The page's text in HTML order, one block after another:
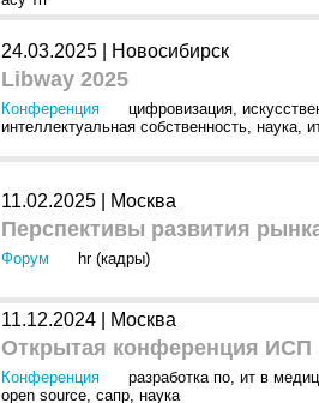
24.03.2025 | Новосибирск
Libway 2025
Конференция цифровизация,
интеллектуальная собственность, наука,
11.02.2025 | Москва
Перспективы развития
Форум hr (кадры)
11.12.2024 | Москва
Открытая конференция ИСП
Конференция разработка по, ит в
open source, сапр, наука